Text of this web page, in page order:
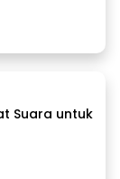
Suara untuk